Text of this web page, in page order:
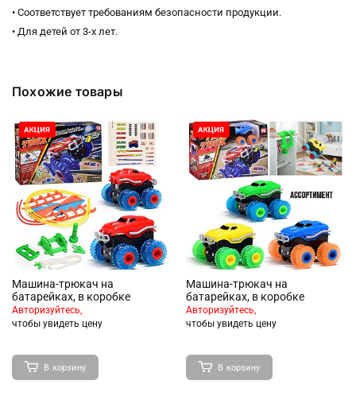
• Соответствует требованиям безопасности продукции.
• Для детей от 3-х лет.
Похожие товары
Машина-трюкач на
батарейках, в коробке
Авторизуйтесь,
чтобы увидеть цену
В корзину
Машина-трюкач на
батарейках, в коробке
Авторизуйтесь,
чтобы увидеть цену
В корзину